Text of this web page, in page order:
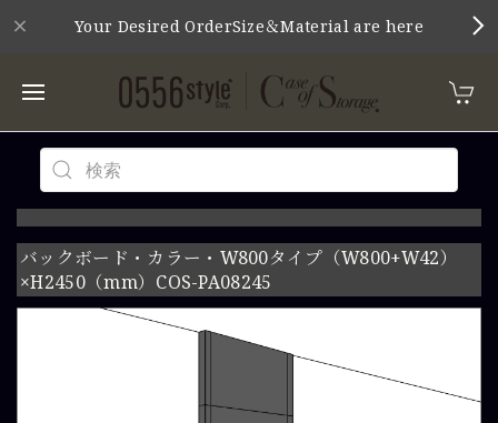
Your Desired OrderSize＆Material are here
バックボード・カラー・W800タイプ（W800+W42）
×H2450（mm）COS-PA08245